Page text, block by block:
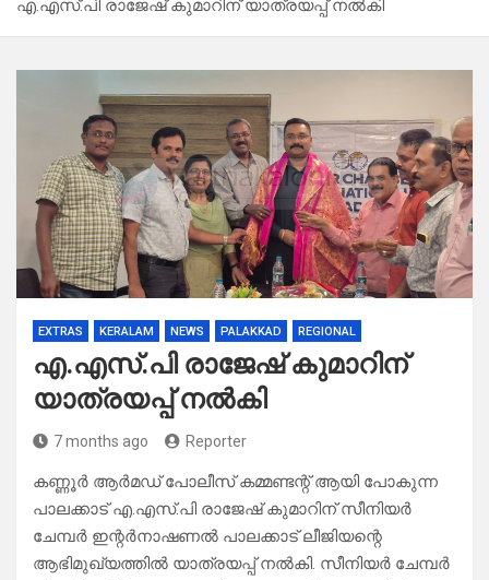
എ.എസ്.പി രാജേഷ് കുമാറിന് യാത്രയപ്പ് നൽകി
EXTRAS KERALAM NEWS PALAKKAD REGIONAL
എ.എസ്.പി രാജേഷ് കുമാറിന്
യാത്രയപ്പ് നൽകി
7 months ago Reporter
കണ്ണൂർ ആർമഡ്‌ പോലീസ് കമ്മണ്ടന്റ് ആയി പോകുന്ന
പാലക്കാട് എ.എസ്.പി രാജേഷ് കുമാറിന് സീനിയർ
ചേമ്പർ ഇന്റർനാഷണൽ പാലക്കാട് ലീജിയന്റെ
ആഭിമുഖ്യത്തിൽ യാത്രയപ്പ് നൽകി. സീനിയർ ചേമ്പർ